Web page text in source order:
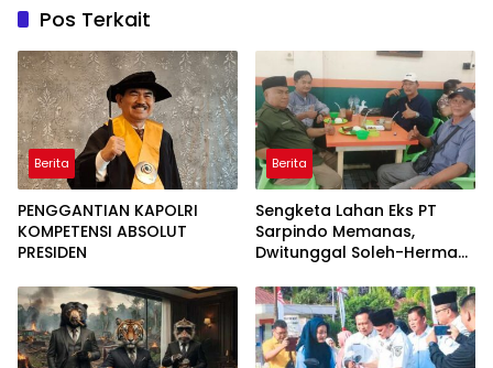
Pos Terkait
Berita
PENGGANTIAN KAPOLRI
KOMPETENSI ABSOLUT
PRESIDEN
Berita
Sengketa Lahan Eks PT
Sarpindo Memanas,
Dwitunggal Soleh-Herman
ke Pulau Rupat